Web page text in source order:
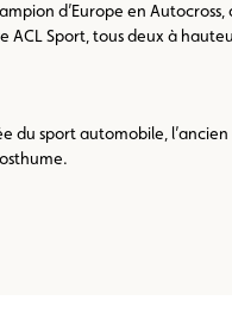
d’Europe en
Sport, tous deux à
du sport automobile,